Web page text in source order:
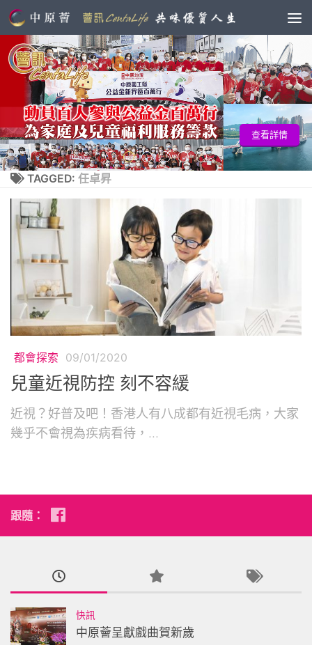
查看詳情
TAGGED: 任卓昇
都會探索 09/01/2020
兒童近視防控 刻不容緩
近視？好普及吧！香港人有八成都有近視毛病，大家
幾乎不會視為疾病看待，...
跟隨：
快訊
中原薈呈獻戲曲賀新歲